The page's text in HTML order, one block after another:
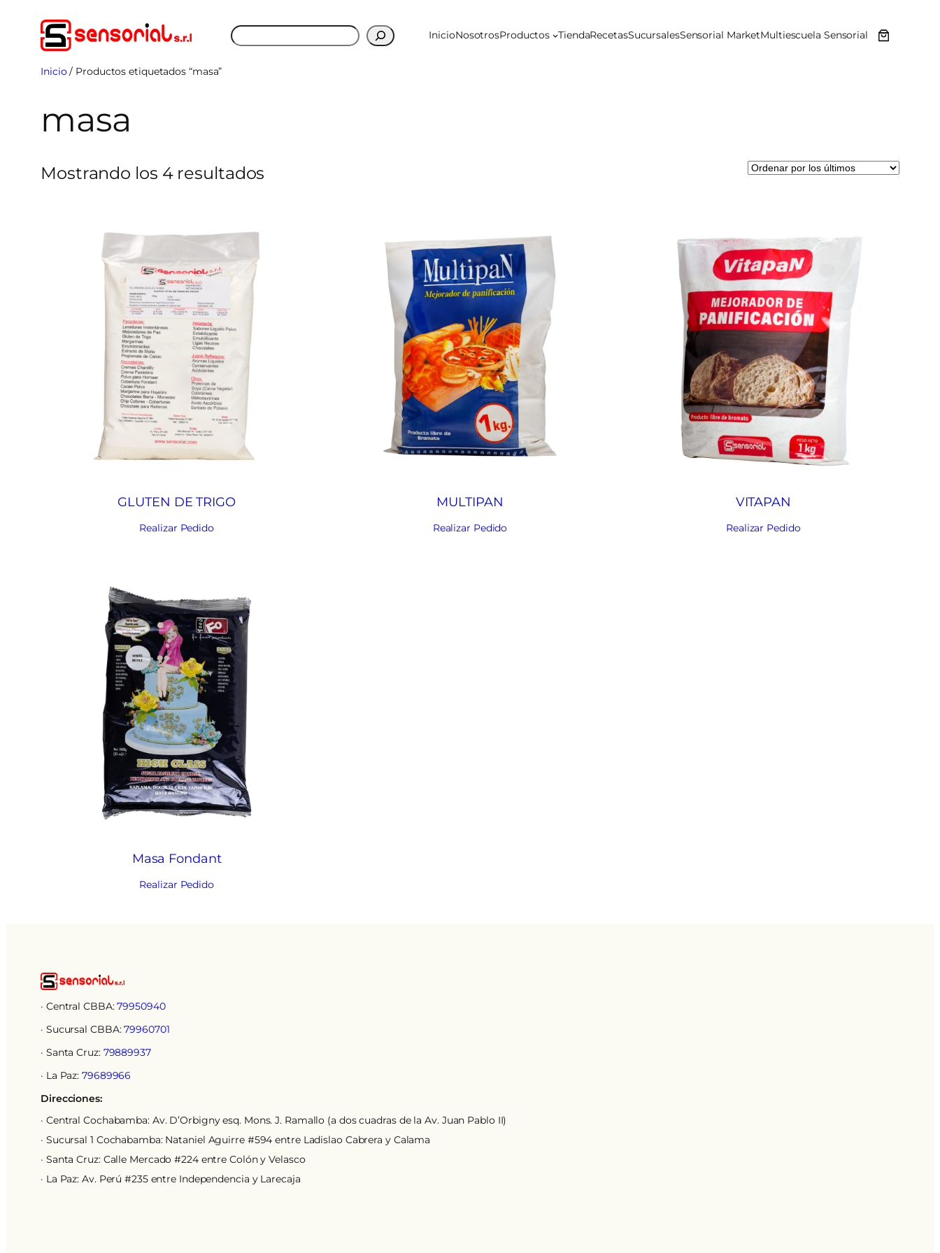
Saltar
contenido
Buscar InicioNosotrosProductos TiendaRecetasSucursalesSensorial MarketMultiescuela Sensorial
Inicio/ Productos etiquetados “masa”
masa
Mostrando los 4 resultados
GLUTEN DE TRIGO
Realizar Pedido
MULTIPAN
Realizar Pedido
VITAPAN
Realizar Pedido
Masa Fondant
Realizar Pedido
· Central CBBA:79950940
· Sucursal CBBA:79960701
· Santa Cruz: 79889937
· La Paz:79689966
Direcciones:
· Central Cochabamba: Av. D’Orbigny esq. Mons. J. Ramallo (a dos cuadras de la Av. Juan Pablo II)
· Sucursal 1 Cochabamba: Nataniel Aguirre #594 entre Ladislao Cabrera y Calama
· Santa Cruz: Calle Mercado #224 entre Colón y Velasco
· La Paz: Av. Perú #235 entre Independencia y Larecaja